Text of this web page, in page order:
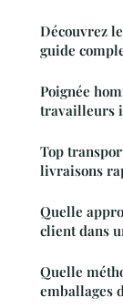
Découvrez
guide
Poignée
travailleurs
Top
livraisons
Quelle
client dans
Quelle
emballages